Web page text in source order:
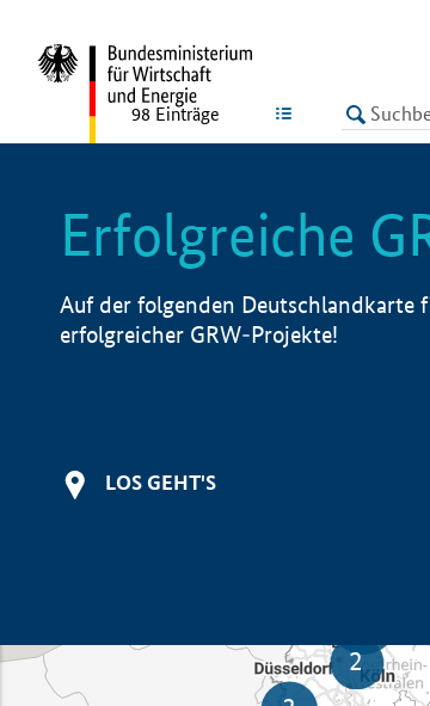
LISTE
98 Einträge
Erfolgreiche
Auf der folgenden Deutschlandkarte
erfolgreicher GRW-Projekte!
LOS GEHT'S